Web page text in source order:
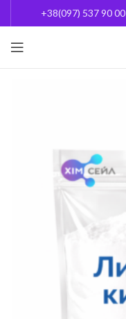
+38(097) 537 90 00